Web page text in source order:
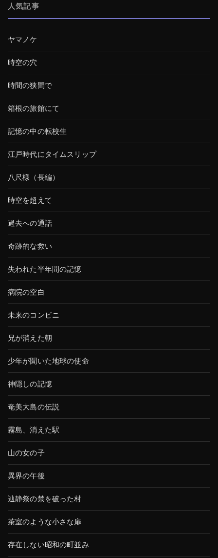
人気記事
ヤマノケ
時空の穴
時間の狭間で
箱根の旅館にて
記憶の中の転校生
江戸時代にタイムスリップ
八尺様（長編）
時空を超えて
過去への通話
奇跡的な救い
失われた半年間の記憶
病院の空白
未来のコンビニ
兄が消えた朝
少年が聞いた地球の使命
神隠しの記憶
奄美大島の伝説
霧島、消えた駅
山の女の子
異界の午後
辿静祭の禁を破った村
茶室のような小さな扉
存在しない昭和の町並み